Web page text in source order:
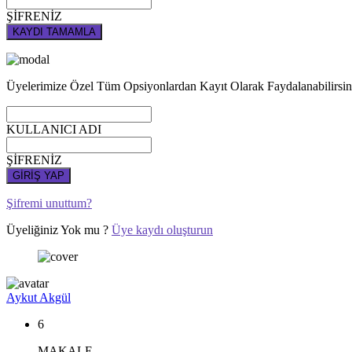
ŞİFRENİZ
KAYDI TAMAMLA
Üyelerimize Özel Tüm Opsiyonlardan Kayıt Olarak
KULLANICI ADI
ŞİFRENİZ
GİRİŞ YAP
Şifremi unuttum?
Üyeliğiniz Yok mu ? Üye kaydı oluşturun
Aykut Akgül
6